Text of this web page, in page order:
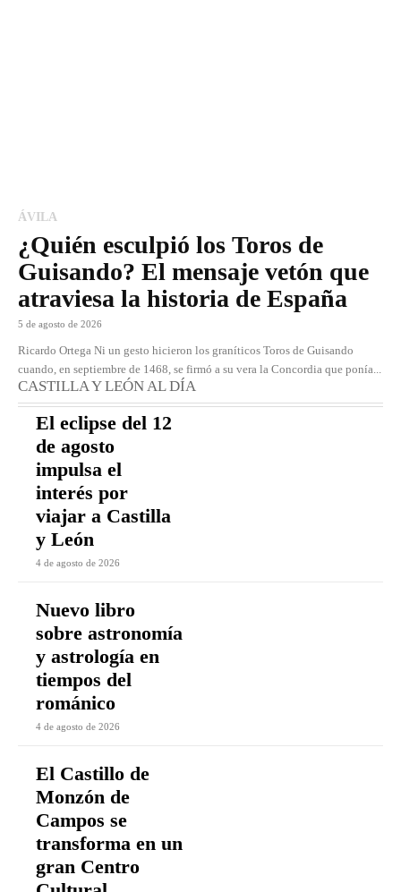
ÁVILA
¿Quién esculpió los Toros de
Guisando? El mensaje vetón que
atraviesa la historia de España
5 de agosto de 2026
Ricardo Ortega Ni un gesto hicieron los graníticos Toros de Guisando
cuando, en septiembre de 1468, se firmó a su vera la Concordia que ponía...
CASTILLA Y LEÓN AL DÍA
El eclipse del 12
de agosto
impulsa el
interés por
viajar a Castilla
y León
4 de agosto de 2026
Nuevo libro
sobre astronomía
y astrología en
tiempos del
románico
4 de agosto de 2026
El Castillo de
Monzón de
Campos se
transforma en un
gran Centro